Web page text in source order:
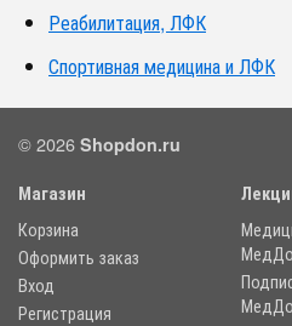
Реабилитация, ЛФК
Спортивная медицина и ЛФК
© 2026 Shopdon.ru
Магазин
Корзина
Оформить заказ
Вход
Регистрация